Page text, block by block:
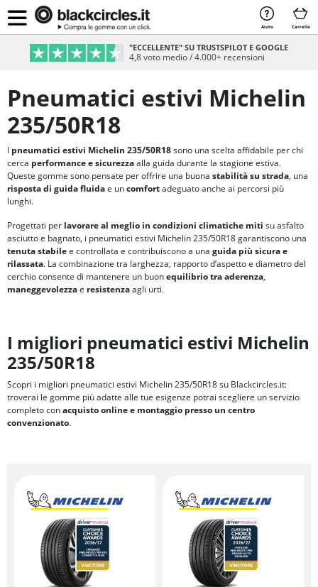
Aiuto Carrello
"ECCELLENTE" SU TRUSTSPILOT E GOOGLE
4,8 voto medio / 4.000+ recensioni
Pneumatici estivi Michelin
235/50R18
I pneumatici estivi Michelin 235/50R18sono una scelta affidabile per chi
cerca performance e sicurezzaalla guida durante la stagione estiva.
Queste gomme sono pensate per offrire una buona stabilità su strada, una
risposta di guida fluidae uncomfortadeguato anche ai percorsi più
lunghi.
Progettati per lavorare al meglio in condizioni climatiche miti su asfalto
asciutto e bagnato, i pneumatici estivi Michelin 235/50R18 garantiscono una
tenuta stabilee controllata e contribuiscono a una guida più sicura e
rilassata. La combinazione tra larghezza, rapporto d’aspetto e diametro del
cerchio consente di mantenere un buonequilibrio tra aderenza,
maneggevolezzae resistenzaagli urti.
I migliori pneumatici estivi Michelin
235/50R18
Scopri i migliori pneumatici estivi Michelin 235/50R18 su Blackcircles.it:
troverai le gomme più adatte alle tue esigenze potrai scegliere un servizio
completo conacquisto online e montaggio presso un centro
convenzionato.